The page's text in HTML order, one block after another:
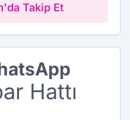
Takip Et
Hattı